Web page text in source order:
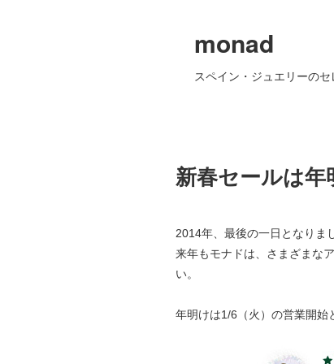
monad
スペイン・ジュエリーの
新春セールは年
2014年、最後の一日となりま
来年もモナドは、さまざまな
い。
年明けは1/6（火）の営業開始